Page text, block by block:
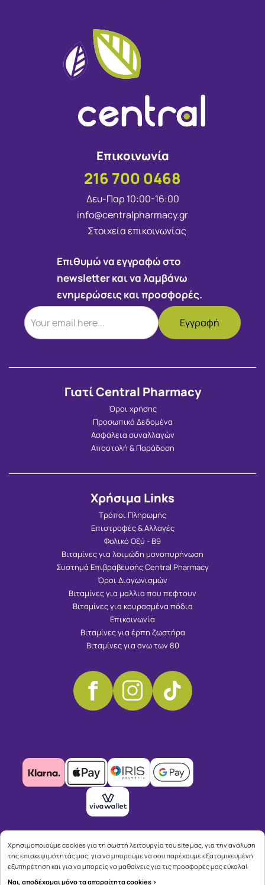
Επικοινωνία
216 700 0468
Δευ-Παρ 10:00-16:00
info@centralpharmacy.gr
Στοιχεία επικοινωνίας
Επιθυμώ να εγγραφώ στο
newsletter και να λαμβάνω
ενημερώσεις και προσφορές.
Γιατί Central Pharmacy
Όροι χρήσης
Προσωπικά Δεδομένα
Ασφάλεια συναλλαγών
Αποστολή & Παράδοση
Χρήσιμα Links
Τρόποι Πληρωμής
Επιστροφές & Αλλαγές
Φολικό Οξύ - Β9
Βιταμίνες για λοιμώδη μονοπυρήνωση
Συστημά Επιβραβευσής Central Pharmacy
Όροι Διαγωνισμών
Βιταμίνες για μαλλια που πεφτουν
Βιταμίνες για κουρασμένα πόδια
Επικοινωνία
Βιταμίνες για έρπη ζωστήρα
Βιταμίνες για ανω των 80
Χρησιμοποιούμε cookies για τη σωστή λειτουργία του site μας, για την ανάλυση
της επισκεψιμότητάς μας, για να μπορούμε να σου παρέχουμε εξατομικευμένη
εξυπηρέτηση και για να μπορείς να μαθαίνεις για τις προσφορές μας εύκολα!
Ναι, αποδέχομαι μόνο τα απαραίτητα cookies >